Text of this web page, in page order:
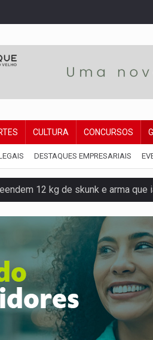
CULTURA CONCURSOS
DESTAQUES EMPRESARIAIS
12 kg de skunk e arma que
Somos Nós será
motocicleta em frente de academia
anos de emancipação com
presença de plástico ou petróleo
atacam casal de idosos na zona